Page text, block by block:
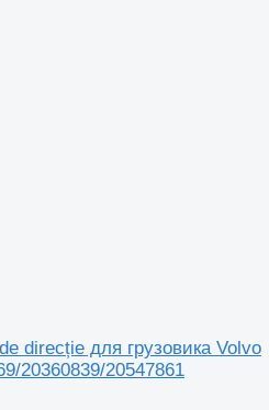
direcție для грузовика Volvo
20360839/20547861